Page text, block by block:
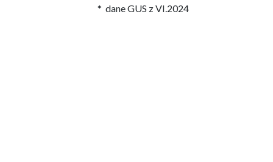
* dane GUS z VI.2024